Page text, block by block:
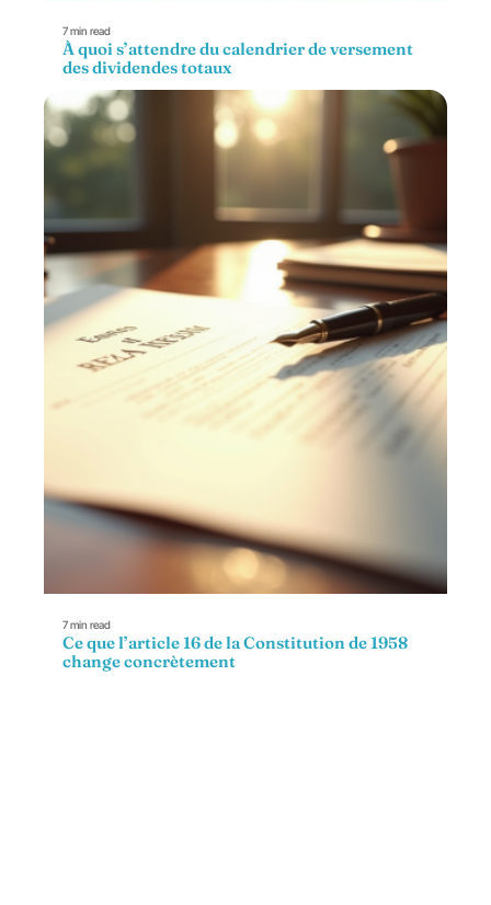
7 min read
À quoi s’attendre du calendrier de versement
des dividendes totaux
7 min read
Ce que l’article 16 de la Constitution de 1958
change concrètement